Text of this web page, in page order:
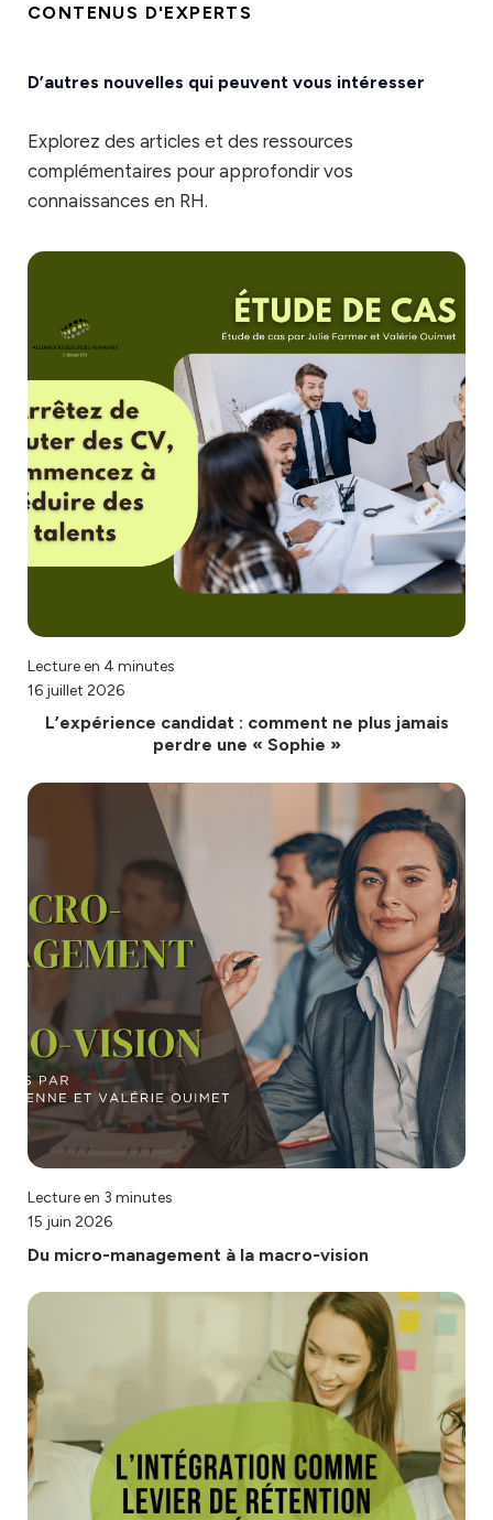
CONTENUS D'EXPERTS
D’autres nouvelles qui peuvent vous intéresser
Explorez des articles et des ressources
complémentaires pour approfondir vos
connaissances en RH.
Lecture en 4 minutes
16 juillet 2026
L’expérience candidat : comment ne plus jamais
perdre une « Sophie »
Lecture en 3 minutes
15 juin 2026
Du micro-management à la macro-vision